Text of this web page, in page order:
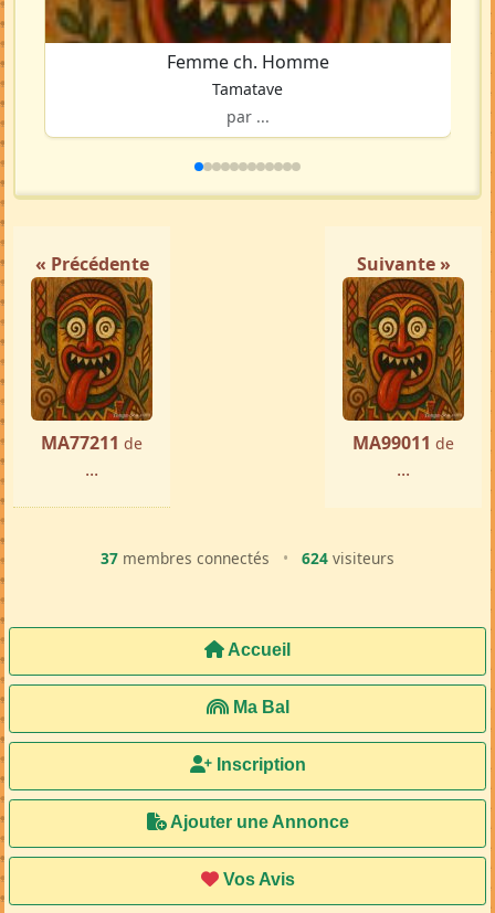
Femme ch. Homme
Tamatave
par ...
« Précédente
MA77211 de
...
Suivante »
MA99011 de
...
37 membres connectés • 624 visiteurs
Accueil
Ma Bal
Inscription
Ajouter une Annonce
Vos Avis